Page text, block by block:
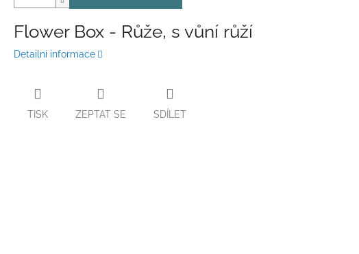
Flower Box - Růže, s vůní růží
Detailní informace
TISK ZEPTAT SE SDÍLET